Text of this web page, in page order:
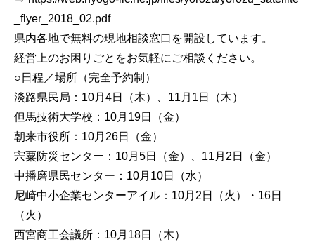
_flyer_2018_02.pdf
県内各地で無料の現地相談窓口を開設しています。
経営上のお困りごとをお気軽にご相談ください。
○日程／場所（完全予約制）
淡路県民局：10月4日（木）、11月1日（木）
但馬技術大学校：10月19日（金）
朝来市役所：10月26日（金）
宍粟防災センター：10月5日（金）、11月2日（金）
中播磨県民センター：10月10日（水）
尼崎中小企業センターアイル：10月2日（火）・16日
（火）
西宮商工会議所：10月18日（木）